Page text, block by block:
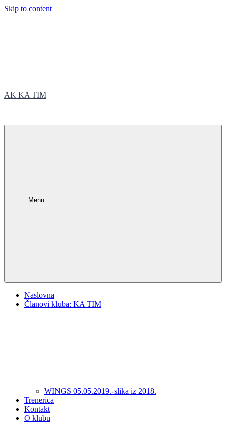
Skip to content
AK KA TIM
Menu
Naslovna
Članovi kluba: KA TIM
WINGS 05.05.2019.-slika iz 2018.
Trenerica
Kontakt
O klubu